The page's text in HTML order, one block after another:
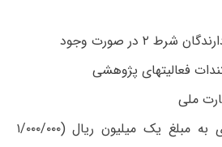
۲ در صورت وجود
فعالیتهای پژوهشی
ملی
اصل فیش واریزی به مبلغ یک میلیون ریال (۱/۰۰۰/۰۰۰